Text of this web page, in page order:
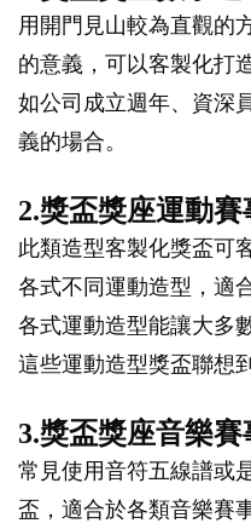
用開門見山較為直觀的
的意義，可以客製化打
如公司成立週年、資深
義的場合。
2.獎盃獎座運動賽
此類造型客製化獎盃可
各式不同運動造型，適
各式運動造型能讓大多
這些運動造型獎盃聯想
3.獎盃獎座音樂賽
常見使用音符五線譜或
盃，適合於各類音樂賽